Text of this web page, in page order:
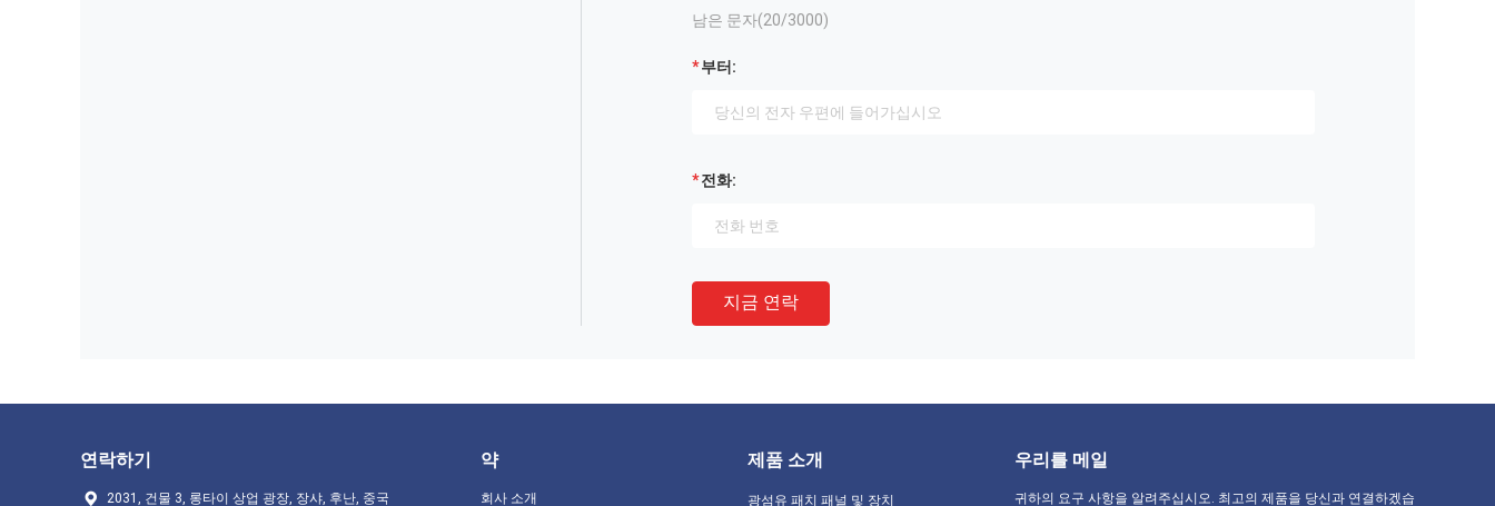
남은 문자(20/3000)
부터:
전화:
지금 연락
연락하기
2031, 건물 3, 롱타이 상업 광장, 장샤, 후난, 중국
약
회사 소개
제품 소개
광섬유 패치 패널 및 장치
우리를 메일
귀하의 요구 사항을 알려주십시오. 최고의 제품을 당신과 연결하겠습